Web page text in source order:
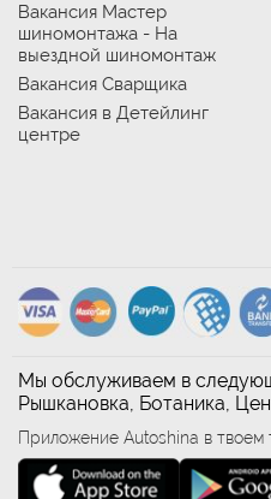
Вакансия Мастер
шиномонтажа - На
выездной шиномонтаж
Вакансия Сварщика
Вакансия в Детейлинг
центре
Мы обслуживаем в
Рышкановка, Ботаника,
Приложение Autoshina в твоем